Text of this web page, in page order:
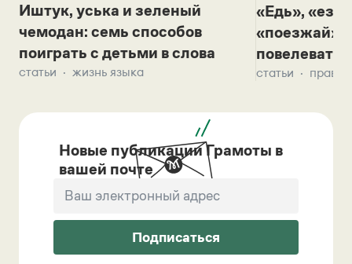
Иштук, уська и зеленый
чемодан: семь способов
поиграть с детьми в слова
статьи жизнь языка
«Едь»,
«поезжай»?
повелевать
статьи
Новые публикации Грамоты в
вашей почте
Подписаться